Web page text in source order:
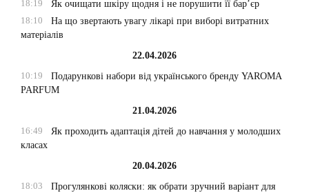
18:19
Як очищати шкіру щодня і не порушити її бар’єр
18:10
На що звертають увагу лікарі при виборі витратних
матеріалів
22.04.2026
10:19
Подарункові набори від українського бренду YAROMA
PARFUM
21.04.2026
16:49
Як проходить адаптація дітей до навчання у молодших
класах
20.04.2026
18:03
Прогулянкові коляски: як обрати зручний варіант для